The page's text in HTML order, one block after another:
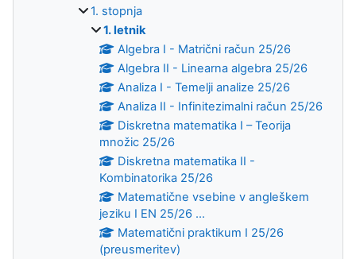
1. stopnja
1. letnik
Algebra I - Matrični račun 25/26
Algebra II - Linearna algebra 25/26
Analiza I - Temelji analize 25/26
Analiza II - Infinitezimalni račun 25/26
Diskretna matematika I – Teorija
množic 25/26
Diskretna matematika II -
Kombinatorika 25/26
Matematične vsebine v angleškem
jeziku I EN 25/26 ...
Matematični praktikum I 25/26
(preusmeritev)